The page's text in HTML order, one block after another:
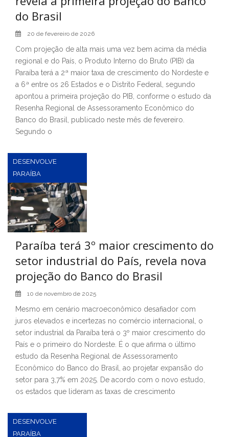
do Brasil
20 de fevereiro de 2026
Com projeção de alta mais uma vez bem acima da média
regional e do País, o Produto Interno do Bruto (PIB) da
Paraíba terá a 2ª maior taxa de crescimento do Nordeste e
a 6ª entre os 26 Estados e o Distrito Federal, segundo
apontou a primeira projeção do PIB, conforme o estudo da
Resenha Regional de Assessoramento Econômico do
Banco do Brasil, publicado neste mês de fevereiro.
Segundo o
DESENVOLVE
PARAÍBA
Paraíba terá 3º maior crescimento do
setor industrial do País, revela nova
projeção do Banco do Brasil
10 de novembro de 2025
Mesmo em cenário macroeconômico desafiador com
juros elevados e incertezas no comércio internacional, o
setor industrial da Paraíba terá o 3º maior crescimento do
País e o primeiro do Nordeste. É o que afirma o último
estudo da Resenha Regional de Assessoramento
Econômico do Banco do Brasil, ao projetar expansão do
setor para 3,7% em 2025. De acordo com o novo estudo,
os estados que lideram as taxas de crescimento
DESENVOLVE
PARAÍBA